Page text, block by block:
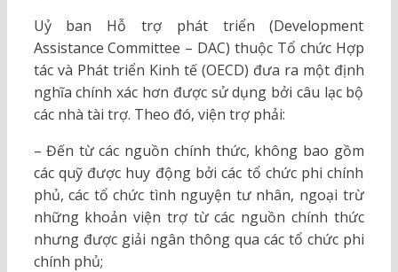
Uỷ ban Hỗ trợ phát triển (Development
Assistance Committee – DAC) thuộc Tổ chức Hợp
tác và Phát triển Kinh tế (OECD) đưa ra một định
nghĩa chính xác hơn được sử dụng bởi câu lạc bộ
các nhà tài trợ. Theo đó, viện trợ phải:
– Đến từ các nguồn chính thức, không bao gồm
các quỹ được huy động bởi các tổ chức phi chính
phủ, các tổ chức tình nguyện tư nhân, ngoại trừ
những khoản viện trợ từ các nguồn chính thức
nhưng được giải ngân thông qua các tổ chức phi
chính phủ;